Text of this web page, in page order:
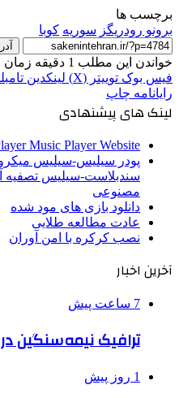
برچسب ها
برونو رودریگز سوریه کوبا
خواندن این مطلب 1 دقیقه زمان میبرد
فیس بوک توییتر (X) لینکدین
رایانامه چاپ
لینک های پیشنهادی
Music Player Website
پودر سیلیس-سیلیس
سندبلاست-سیلیس
مصنوعی
دانلود بازی های مود شده
عادت مطالعه طلایی
نصب کرکره با امن آوران
آخرین اخبار
7 ساعت پیش
ترافیک نیمه‌سنگین
1 روز پیش